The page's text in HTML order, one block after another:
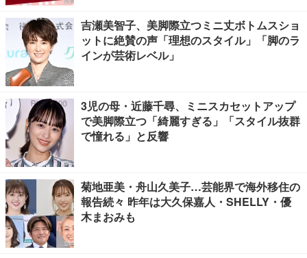
吉瀬美智子、美脚際立つミニ丈ボトムスショ
ットに絶賛の声「理想のスタイル」「脚のラ
インが芸術レベル」
3児の母・近藤千尋、ミニスカセットアップ
で美脚際立つ「綺麗すぎる」「スタイル抜群
で憧れる」と反響
菊地亜美・舟山久美子…芸能界で海外移住の
報告続々 昨年は大久保嘉人・SHELLY・優
木まおみも